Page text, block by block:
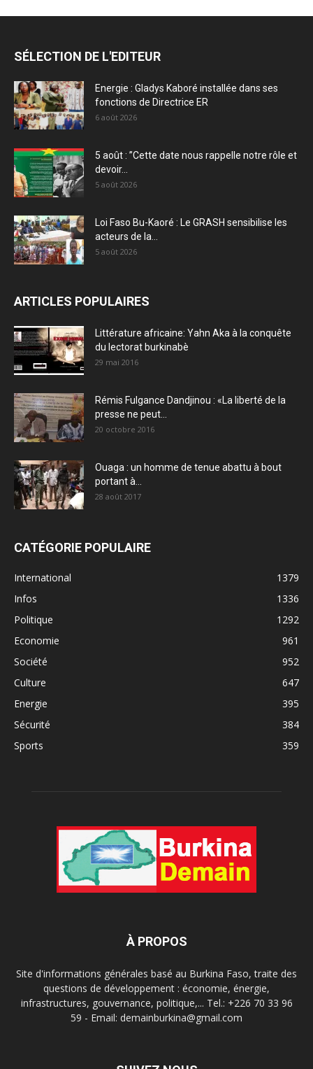
SÉLECTION DE L'EDITEUR
Energie : Gladys Kaboré installée dans ses
fonctions de Directrice ER
6 août 2026
5 août : ”Cette date nous rappelle notre rôle et
devoir...
5 août 2026
Loi Faso Bu-Kaoré : Le GRASH sensibilise les
acteurs de la...
5 août 2026
ARTICLES POPULAIRES
Littérature africaine: Yahn Aka à la conquête
du lectorat burkinabè
29 mai 2016
Rémis Fulgance Dandjinou : «La liberté de la
presse ne peut...
20 octobre 2016
Ouaga : un homme de tenue abattu à bout
portant à...
28 août 2017
CATÉGORIE POPULAIRE
International
1379
Infos
1336
Politique
1292
Economie
961
Société
952
Culture
647
Energie
395
Sécurité
384
Sports
359
À PROPOS
Site d'informations générales basé au Burkina Faso, traite des
questions de développement : économie, énergie,
infrastructures, gouvernance, politique,... Tel.: +226 70 33 96
59 - Email: demainburkina@gmail.com